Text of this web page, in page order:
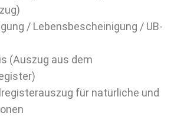
/ Lebensbescheinigung / UB-
(Auszug aus dem
für natürliche und